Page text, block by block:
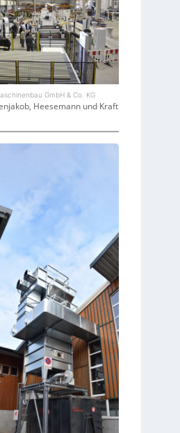
GmbH & Co. KG
Heesemann und Kraft